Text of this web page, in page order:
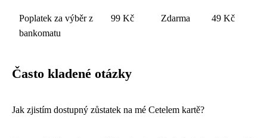
Poplatek za výběr z
bankomatu
99 Kč Zdarma 49 Kč
Často kladené otázky
Jak zjistím dostupný zůstatek na mé Cetelem kartě?